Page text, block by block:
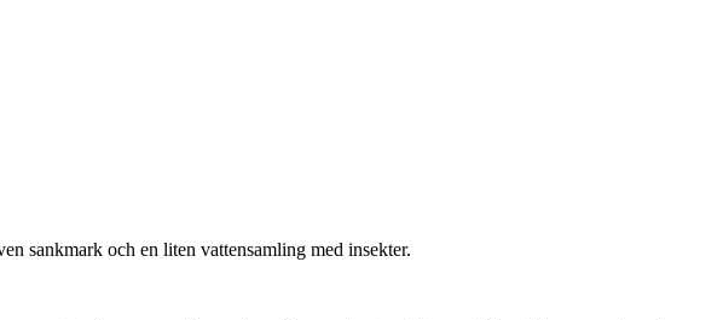
sankmark och en liten vattensamling med insekter.